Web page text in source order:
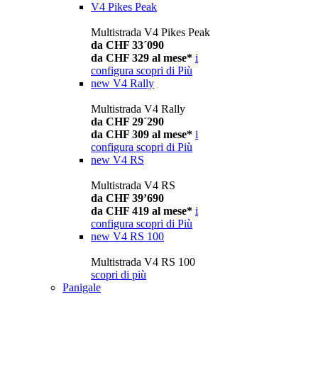
V4 Pikes Peak
Multistrada V4 Pikes Peak
da CHF 33´090
da CHF 329 al mese* i
configura scopri di Più
new V4 Rally
Multistrada V4 Rally
da CHF 29´290
da CHF 309 al mese* i
configura scopri di Più
new V4 RS
Multistrada V4 RS
da CHF 39’690
da CHF 419 al mese* i
configura scopri di Più
new V4 RS 100
Multistrada V4 RS 100
scopri di più
Panigale